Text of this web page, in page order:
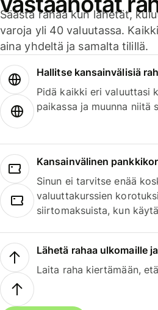
Säästä rahaa kun lähetät,
varoja yli 40 valuutassa.
aina yhdeltä ja samalta tilillä.
Hallitse kansainvälisiä
Pidä kaikki eri valuuttasi
paikassa ja muunna niitä
Kansainvälinen
Sinun ei tarvitse enää
valuuttakurssien
siirtomaksuista, kun
Lähetä rahaa ulkomaille
Laita raha kiertämään,